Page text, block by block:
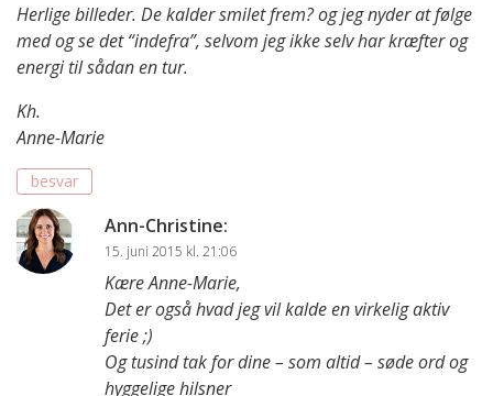
Herlige billeder. De kalder smilet frem? og jeg nyder at følge
med og se det “indefra”, selvom jeg ikke selv har kræfter og
energi til sådan en tur.
Kh.
Anne-Marie
besvar
Ann-Christine:
15. juni 2015 kl. 21:06
Kære Anne-Marie,
Det er også hvad jeg vil kalde en virkelig aktiv
ferie ;)
Og tusind tak for dine – som altid – søde ord og
hyggelige hilsner